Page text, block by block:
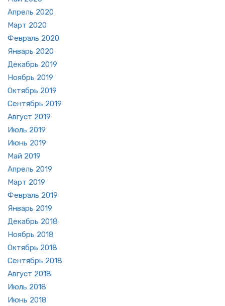
Ап­рель 2020
Март 2020
Фев­раль 2020
Ян­варь 2020
Де­кабрь 2019
Но­ябрь 2019
Ок­тябрь 2019
Сен­тябрь 2019
Ав­густ 2019
Июль 2019
Июнь 2019
Май 2019
Ап­рель 2019
Март 2019
Фев­раль 2019
Ян­варь 2019
Де­кабрь 2018
Но­ябрь 2018
Ок­тябрь 2018
Сен­тябрь 2018
Ав­густ 2018
Июль 2018
Июнь 2018